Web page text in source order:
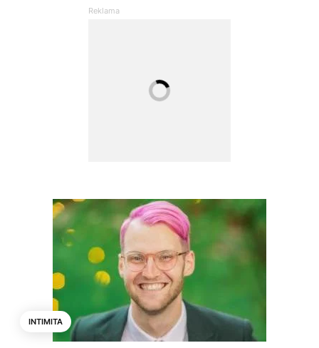
INTIMITA